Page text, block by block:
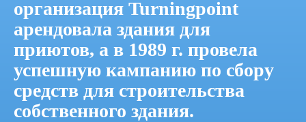
организация Turningpoint
арендовала здания для
приютов, а в 1989 г. провела
успешную кампанию по сбору
средств для строительства
собственного здания.